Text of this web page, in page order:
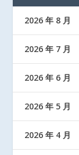
2026 年 8 月
2026 年 7 月
2026 年 6 月
2026 年 5 月
2026 年 4 月